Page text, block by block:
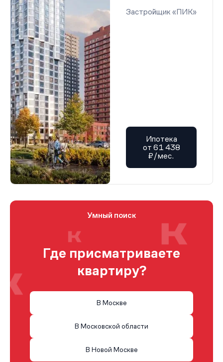
Застройщик «ПИК»
Ипотека
от 61 438
₽/мес.
Умный поиск
Где присматриваете
квартиру?
В Москве
В Московской области
В Новой Москве